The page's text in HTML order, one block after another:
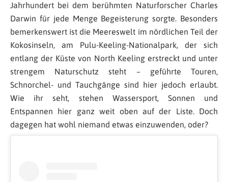
Jahrhundert bei dem berühmten Naturforscher Charles
Darwin für jede Menge Begeisterung sorgte. Besonders
bemerkenswert ist die Meereswelt im nördlichen Teil der
Kokosinseln, am Pulu-Keeling-Nationalpark, der sich
entlang der Küste von North Keeling erstreckt und unter
strengem Naturschutz steht – geführte Touren,
Schnorchel- und Tauchgänge sind hier jedoch erlaubt.
Wie ihr seht, stehen Wassersport, Sonnen und
Entspannen hier ganz weit oben auf der Liste. Doch
dagegen hat wohl niemand etwas einzuwenden, oder?